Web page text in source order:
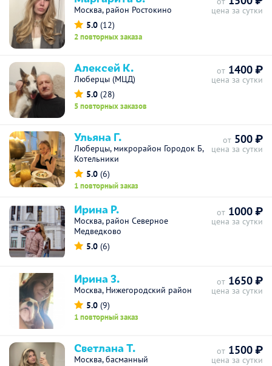
Москва, район Ростокино
5.0 (12)
2 повторных заказа
цена за сутки
Алексей К.
Люберцы (МЦД)
5.0 (28)
5 повторных заказов
от 1400 ₽
цена за сутки
Ульяна Г.
Люберцы, микрорайон Городок Б,
Котельники
5.0 (6)
1 повторный заказ
от 500 ₽
цена за сутки
Ирина Р.
Москва, район Северное
Медведково
5.0 (6)
от 1000 ₽
цена за сутки
Ирина З.
Москва, Нижегородский район
5.0 (9)
1 повторный заказ
от 1650 ₽
цена за сутки
Светлана Т.
Москва, басманный
от 1500 ₽
цена за сутки